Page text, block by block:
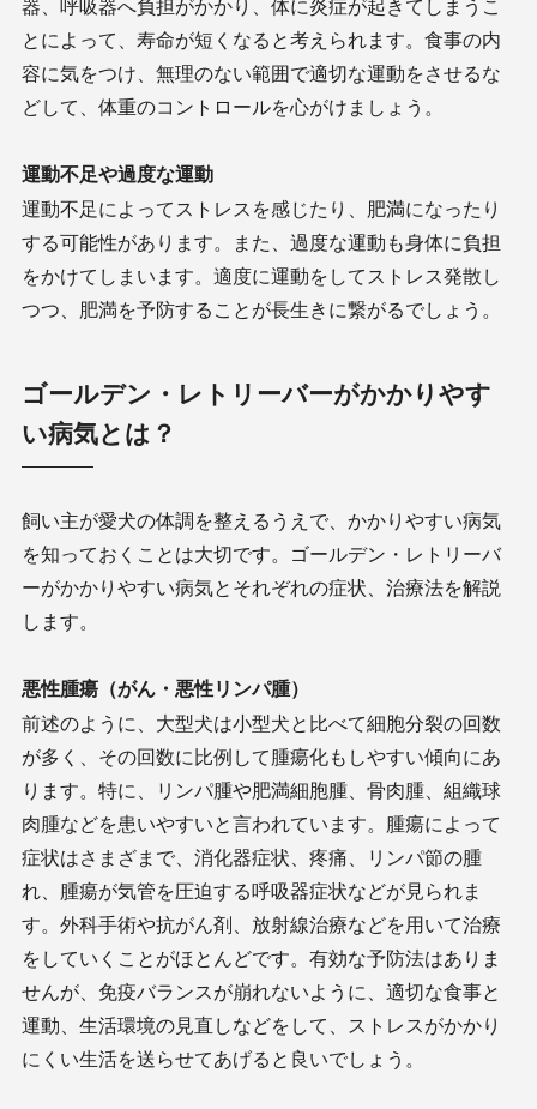
器、呼吸器へ負担がかかり、体に炎症が起きてしまうこ
とによって、寿命が短くなると考えられます。食事の内
容に気をつけ、無理のない範囲で適切な運動をさせるな
どして、体重のコントロールを心がけましょう。
運動不足や過度な運動
運動不足によってストレスを感じたり、肥満になったり
する可能性があります。また、過度な運動も身体に負担
をかけてしまいます。適度に運動をしてストレス発散し
つつ、肥満を予防することが長生きに繋がるでしょう。
ゴールデン・レトリーバーがかかりやす
い病気とは？
飼い主が愛犬の体調を整えるうえで、かかりやすい病気
を知っておくことは大切です。ゴールデン・レトリーバ
ーがかかりやすい病気とそれぞれの症状、治療法を解説
します。
悪性腫瘍（がん・悪性リンパ腫）
前述のように、大型犬は小型犬と比べて細胞分裂の回数
が多く、その回数に比例して腫瘍化もしやすい傾向にあ
ります。特に、リンパ腫や肥満細胞腫、骨肉腫、組織球
肉腫などを患いやすいと言われています。腫瘍によって
症状はさまざまで、消化器症状、疼痛、リンパ節の腫
れ、腫瘍が気管を圧迫する呼吸器症状などが見られま
す。外科手術や抗がん剤、放射線治療などを用いて治療
をしていくことがほとんどです。有効な予防法はありま
せんが、免疫バランスが崩れないように、適切な食事と
運動、生活環境の見直しなどをして、ストレスがかかり
にくい生活を送らせてあげると良いでしょう。